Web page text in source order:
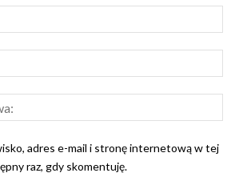
adres e-mail i stronę internetową w tej
raz, gdy skomentuję.